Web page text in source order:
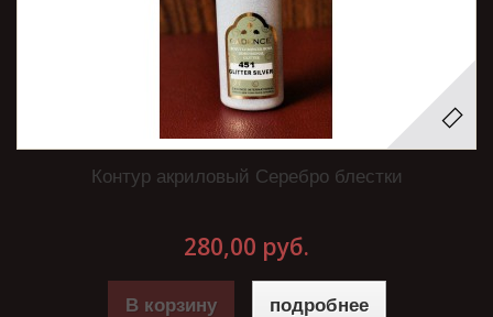
Контур акриловый Серебро блестки
280,00 руб.
В корзину подробнее